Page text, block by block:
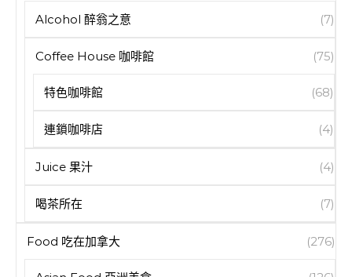
Alcohol 醉翁之意 (7)
Coffee House 咖啡館 (75)
特色咖啡館 (68)
連鎖咖啡店 (4)
Juice 果汁 (4)
喝茶所在 (7)
Food 吃在加拿大 (276)